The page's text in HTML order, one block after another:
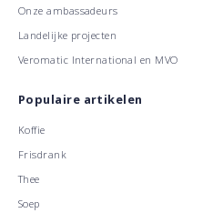
Onze ambassadeurs
Landelijke projecten
Veromatic International en MVO
Populaire artikelen
Koffie
Frisdrank
Thee
Soep